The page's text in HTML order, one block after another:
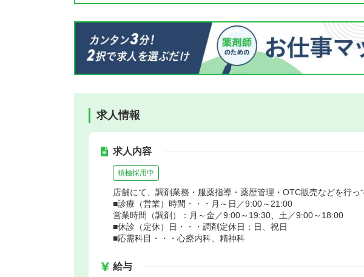
求人情報
求人内容
積極採用中
店舗にて、調剤業務・服薬指導・薬歴管理・OTC販売などを行っ
■診療（営業）時間・・・月～日／9:00～21:00
営業時間（調剤）：月～金／9:00～19:30、土／9:00～18:00
■休診（定休）日・・・調剤定休日：日、祝日
■応需科目・・・心療内科、精神科
給与